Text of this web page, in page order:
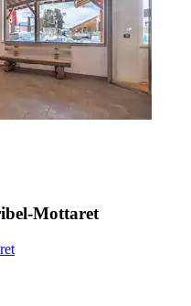
Mottaret